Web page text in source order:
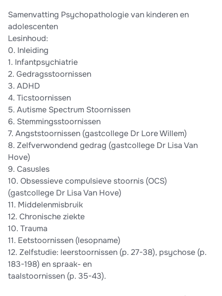
examenvoorbereiding en behandelt reproductievragen,
inzichtsvragen en casusvragen zoals ze op het examen
voorkomen. Veel succes allemaal :)
Samenvatting Psychopathologie van kinderen en
adolescenten
Lesinhoud:
0. Inleiding
1. Infantpsychiatrie
2. Gedragsstoornissen
3. ADHD
4. Ticstoornissen
5. Autisme Spectrum Stoornissen
6. Stemmingsstoornissen
7. Angststoornissen (gastcollege Dr Lore Willem)
8. Zelfverwondend gedrag (gastcollege Dr Lisa Van
Hove)
9. Casusles
10. Obsessieve compulsieve stoornis (OCS)
(gastcollege Dr Lisa Van Hove)
11. Middelenmisbruik
12. Chronische ziekte
10. Trauma
11. Eetstoornissen (lesopname)
12. Zelfstudie: leerstoornissen (p. 27-38), psychose (p.
183-198) en spraak- en
taalstoornissen (p. 35-43).